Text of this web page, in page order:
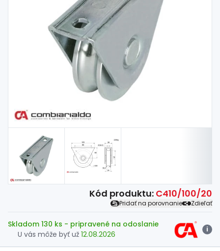
Kód produktu: C410/100/20
Pridať na porovnanie Zdieľať
Skladom 130 ks - pripravené na odoslanie
U vás môže byť už 12.08.2026
i